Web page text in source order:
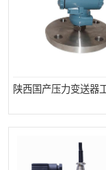
陕西国产压力变送器